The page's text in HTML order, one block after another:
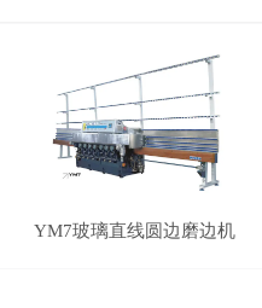
YM7玻璃直线圆边磨边机